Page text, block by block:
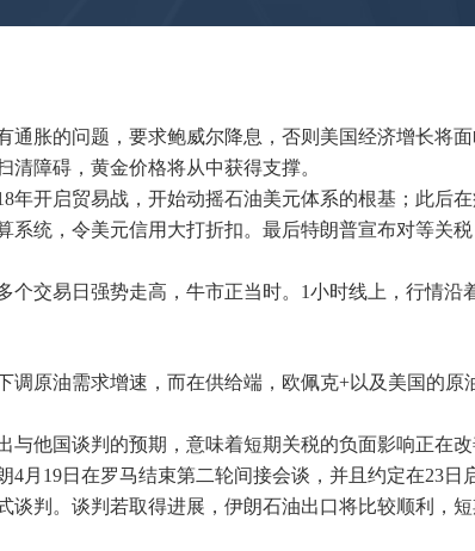
胀的问题，要求鲍威尔降息，否则美国经济增长将
障碍，黄金价格将从中获得支撑。
年开启贸易战，开始动摇石油美元体系的根基；此后
统，令美元信用大打折扣。最后特朗普宣布对等关
交易日强势走高，牛市正当时。1小时线上，行情沿
原油需求增速，而在供给端，欧佩克+以及美国的
他国谈判的预期，意味着短期关税的负面影响正在
月19日在罗马结束第二轮间接会谈，并且约定在23
谈判。谈判若取得进展，伊朗石油出口将比较顺利，